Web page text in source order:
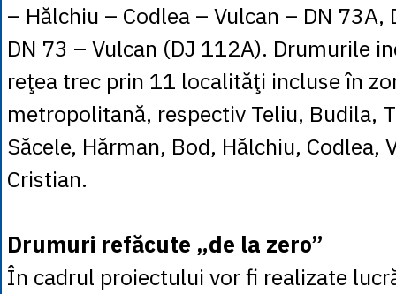
– Hălchiu – Codlea – Vulcan – DN 73A,
DN 73 – Vulcan (DJ 112A). Drumurile
reţea trec prin 11 localităţi incluse în
metropolitană, respectiv Teliu, Budila,
Săcele, Hărman, Bod, Hălchiu, Codlea,
Cristian.
Drumuri refăcute „de la zero”
În cadrul proiectului vor fi realizate